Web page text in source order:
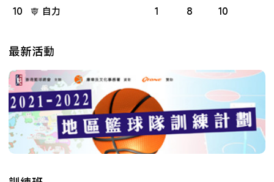
10
自力 1 8 10
最新活動